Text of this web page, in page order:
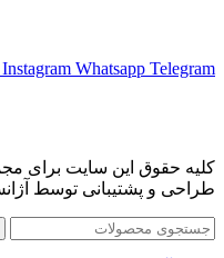
Instagram Whatsapp Telegram
کلیه حقوق این سایت برای
طراحی و پشتیبانی توسط